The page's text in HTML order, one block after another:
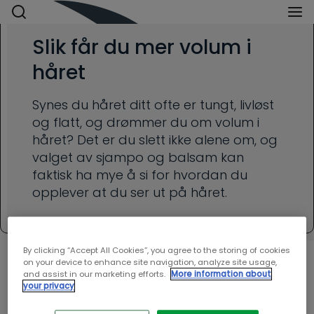
Slik får du mer volum i
håret
Synes du håret ditt ofte er tungt, livløst
og flatt, og drømmer du om volum i
håret? Det er du slett ikke alene om, og
valget av sjampo og balsam kan
faktisk ha mye å si for hvordan du
opplever at du ser ut på håret.
By clicking “Accept All Cookies”, you agree to the storing of cookies
on your device to enhance site navigation, analyze site usage,
and assist in our marketing efforts. More information about
your privacy